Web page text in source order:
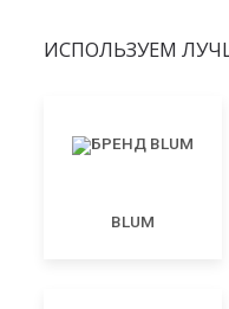
ИСПОЛЬЗУЕМ
BLUM